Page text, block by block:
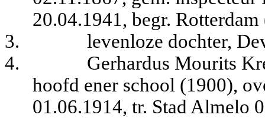
20.04.1941, begr.
3.
levenloze dochter,
4.
Gerhardus Mourits
hoofd ener school (1900),
01.06.1914, tr. Stad Almelo